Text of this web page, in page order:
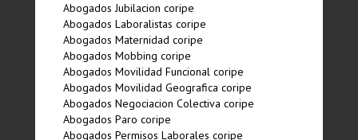
Abogados Jubilacion coripe
Abogados Laboralistas coripe
Abogados Maternidad coripe
Abogados Mobbing coripe
Abogados Movilidad Funcional coripe
Abogados Movilidad Geografica coripe
Abogados Negociacion Colectiva coripe
Abogados Paro coripe
Abogados Permisos Laborales coripe